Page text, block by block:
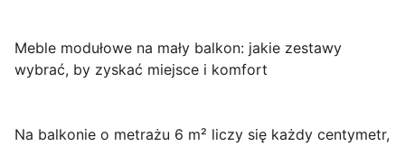
Meble modułowe na mały balkon: jakie zestawy
wybrać, by zyskać miejsce i komfort
Na balkonie o metrażu 6 m² liczy się każdy centymetr,